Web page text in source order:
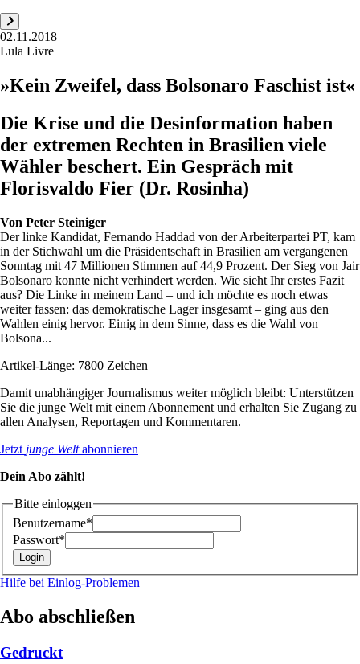
02.11.2018
Lula Livre
»Kein Zweifel, dass Bolsonaro Faschist ist«
Die Krise und die Desinformation haben
der extremen Rechten in Brasilien viele
Wähler beschert. Ein Gespräch mit
Florisvaldo Fier (Dr. Rosinha)
Von Peter Steiniger
Der linke Kandidat, Fernando Haddad von der Arbeiterpartei PT, kam
in der Stichwahl um die Präsidentschaft in Brasilien am vergangenen
Sonntag mit 47 Millionen Stimmen auf 44,9 Prozent. Der Sieg von Jair
Bolsonaro konnte nicht verhindert werden. Wie sieht Ihr erstes Fazit
aus? Die Linke in meinem Land – und ich möchte es noch etwas
weiter fassen: das demokratische Lager insgesamt – ging aus den
Wahlen einig hervor. Einig in dem Sinne, dass es die Wahl von
Bolsona...
Artikel-Länge: 7800 Zeichen
Damit unabhängiger Journalismus weiter möglich bleibt: Unterstützen
Sie die junge Welt mit einem Abonnement und erhalten Sie Zugang zu
allen Analysen, Reportagen und Kommentaren.
Jetzt junge Weltabonnieren
Dein Abo zählt!
Bitte einloggen
Benutzername*
Passwort*
Hilfe bei Einlog-Problemen
Abo abschließen
Gedruckt